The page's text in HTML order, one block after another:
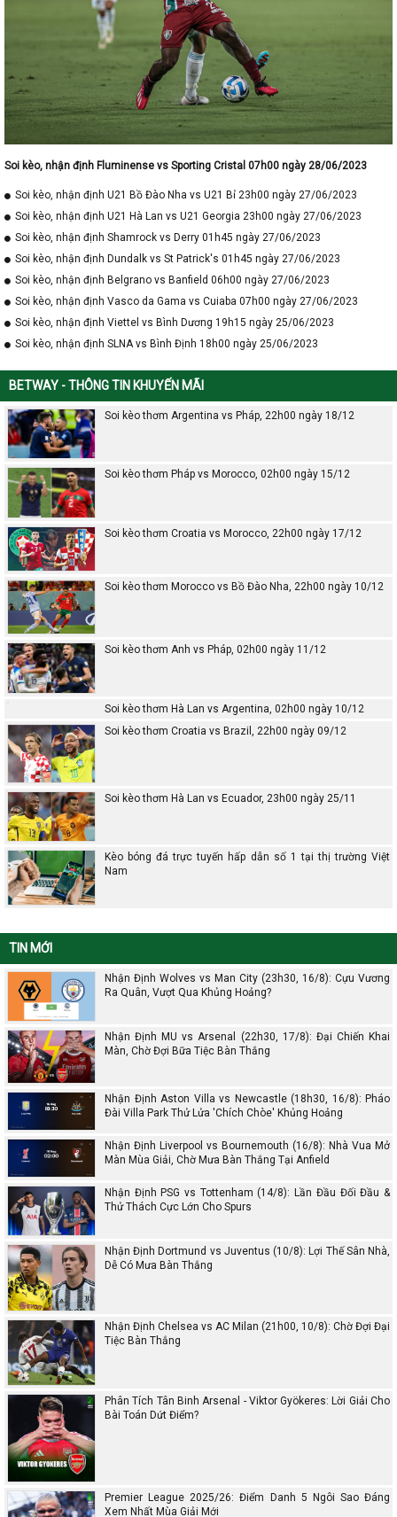
Soi kèo, nhận định Fluminense vs Sporting Cristal 07h00 ngày 28/06/2023
Soi kèo, nhận định U21 Bồ Đào Nha vs U21 Bỉ 23h00 ngày 27/06/2023
Soi kèo, nhận định U21 Hà Lan vs U21 Georgia 23h00 ngày 27/06/2023
Soi kèo, nhận định Shamrock vs Derry 01h45 ngày 27/06/2023
Soi kèo, nhận định Dundalk vs St Patrick's 01h45 ngày 27/06/2023
Soi kèo, nhận định Belgrano vs Banfield 06h00 ngày 27/06/2023
Soi kèo, nhận định Vasco da Gama vs Cuiaba 07h00 ngày 27/06/2023
Soi kèo, nhận định Viettel vs Bình Dương 19h15 ngày 25/06/2023
Soi kèo, nhận định SLNA vs Bình Định 18h00 ngày 25/06/2023
BETWAY - THÔNG TIN KHUYẾN MÃI
Soi kèo thơm Argentina vs Pháp, 22h00 ngày 18/12
Soi kèo thơm Pháp vs Morocco, 02h00 ngày 15/12
Soi kèo thơm Croatia vs Morocco, 22h00 ngày 17/12
Soi kèo thơm Morocco vs Bồ Đào Nha, 22h00 ngày 10/12
Soi kèo thơm Anh vs Pháp, 02h00 ngày 11/12
Soi kèo thơm Hà Lan vs Argentina, 02h00 ngày 10/12
Soi kèo thơm Croatia vs Brazil, 22h00 ngày 09/12
Soi kèo thơm Hà Lan vs Ecuador, 23h00 ngày 25/11
Kèo bóng đá trực tuyến hấp dẫn số 1 tại thị trường Việt
Nam
TIN MỚI
Nhận Định Wolves vs Man City (23h30, 16/8): Cựu Vương
Ra Quân, Vượt Qua Khủng Hoảng?
Nhận Định MU vs Arsenal (22h30, 17/8): Đại Chiến Khai
Màn, Chờ Đợi Bữa Tiệc Bàn Thắng
Nhận Định Aston Villa vs Newcastle (18h30, 16/8): Pháo
Đài Villa Park Thử Lửa 'Chích Chòe' Khủng Hoảng
Nhận Định Liverpool vs Bournemouth (16/8): Nhà Vua Mở
Màn Mùa Giải, Chờ Mưa Bàn Thắng Tại Anfield
Nhận Định PSG vs Tottenham (14/8): Lần Đầu Đối Đầu &
Thử Thách Cực Lớn Cho Spurs
Nhận Định Dortmund vs Juventus (10/8): Lợi Thế Sân Nhà,
Dễ Có Mưa Bàn Thắng
Nhận Định Chelsea vs AC Milan (21h00, 10/8): Chờ Đợi Đại
Tiệc Bàn Thắng
Phân Tích Tân Binh Arsenal - Viktor Gyökeres: Lời Giải Cho
Bài Toán Dứt Điểm?
Premier League 2025/26: Điểm Danh 5 Ngôi Sao Đáng
Xem Nhất Mùa Giải Mới